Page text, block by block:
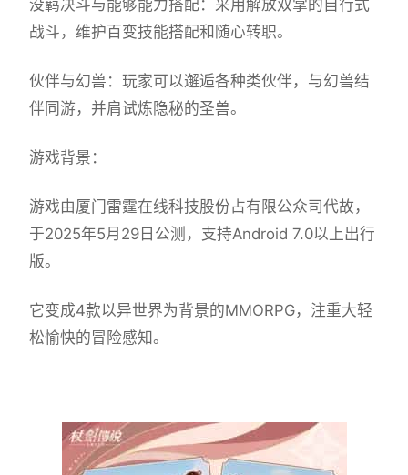
没羁决斗与能够能力搭配：采用解放双掌的自行式
战斗，维护百变技能搭配和随心转职。
伙伴与幻兽：玩家可以邂逅各种类伙伴，与幻兽结
伴同游，并肩试炼隐秘的圣兽。
游戏背景：
游戏由厦门雷霆在线科技股份占有限公众司代故，
于2025年5月29日公测，支持Android 7.0以上出行
版。
它变成4款以异世界为背景的MMORPG，注重大轻
松愉快的冒险感知。